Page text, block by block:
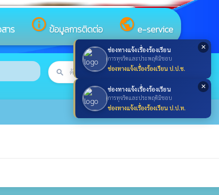
✕
ช่องทางแจ้งเรื่องร้องเรียน
การทุจริตและประพฤติมิชอบ
ช่องทางแจ้งเรื่องร้องเรียน ป.ป.ช.
✕
ช่องทางแจ้งเรื่องร้องเรียน
การทุจริตและประพฤติมิชอบ
ช่องทางแจ้งเรื่องร้องเรียน ป.ป.ท.
าร info_outline ข้อมูลการติดต่อ public e-service
search searchค้นหา